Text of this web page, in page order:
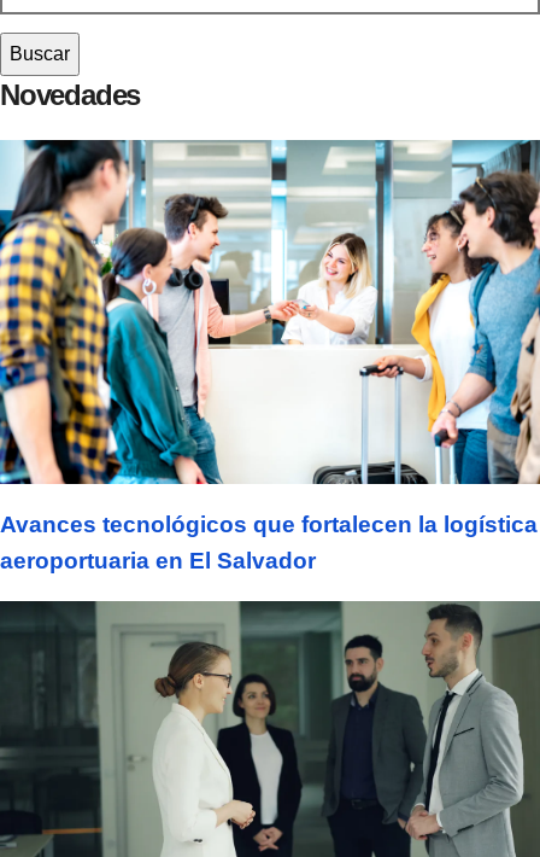
Novedades
Avances tecnológicos que fortalecen la logística
aeroportuaria en El Salvador